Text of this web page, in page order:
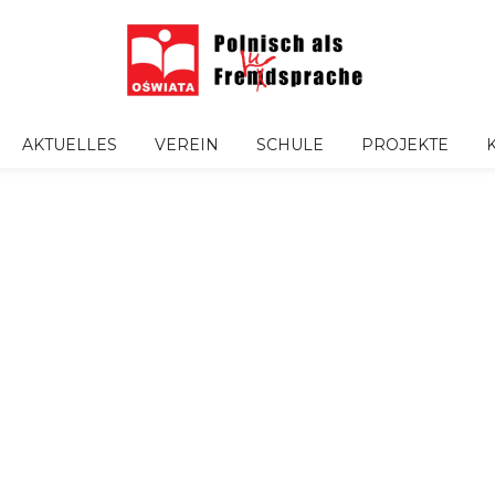
AKTUELLES VEREIN SCHULE PROJEKTE